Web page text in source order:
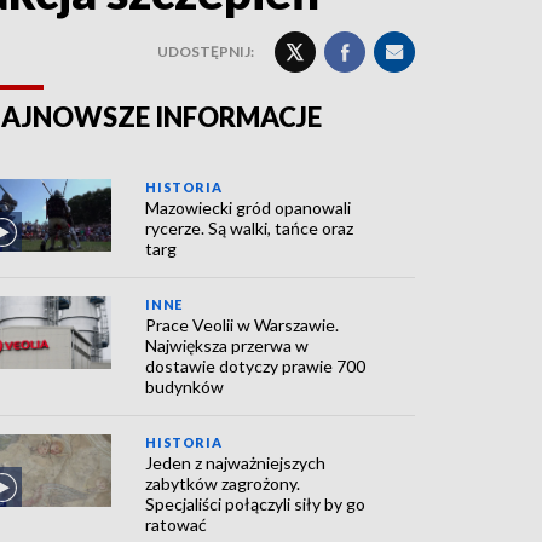
UDOSTĘPNIJ:
INFORMACJE
HISTORIA
Mazowiecki gród opanowali
rycerze. Są walki, tańce oraz
targ
INNE
Prace Veolii w Warszawie.
Największa przerwa w
dostawie dotyczy prawie 700
budynków
HISTORIA
Jeden z najważniejszych
zabytków zagrożony.
Specjaliści połączyli siły by go
ratować